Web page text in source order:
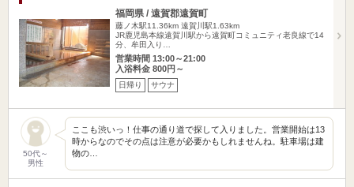
福岡県 / 遠賀郡遠賀町
藤ノ木駅11.36km 遠賀川駅1.63km
JR鹿児島本線遠賀川駅から遠賀町コミュニティ老良線で14
分、牟田入り…
営業時間 13:00～21:00
入浴料金 800円～
日帰り サウナ
50代～
男性
ここも渋いっ！仕事の通り道で探して入りました。営業開始は13
時からなのでその点は注意が必要かもしれませんね。駐車場は建
物の…